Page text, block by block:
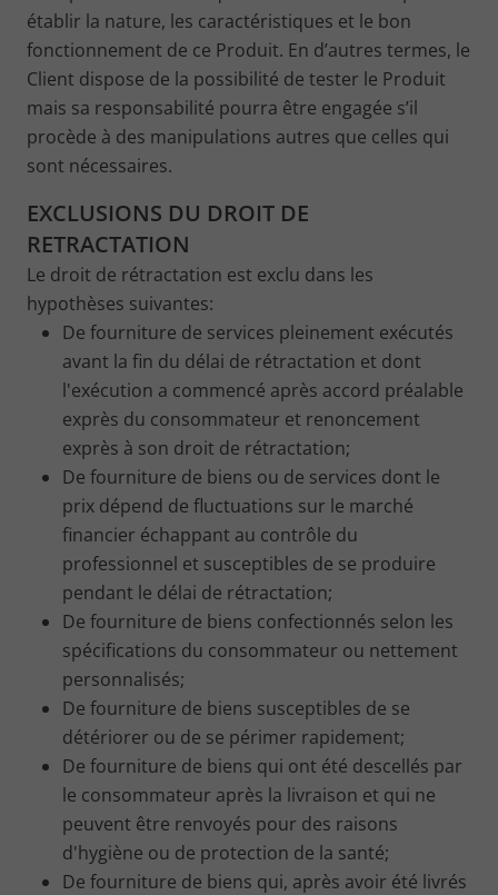
établir la nature, les caractéristiques et le bon
fonctionnement de ce Produit. En d’autres termes, le
Client dispose de la possibilité de tester le Produit
mais sa responsabilité pourra être engagée s’il
procède à des manipulations autres que celles qui
sont nécessaires.
EXCLUSIONS DU DROIT DE
RETRACTATION
Le droit de rétractation est exclu dans les
hypothèses suivantes:
De fourniture de services pleinement exécutés
avant la fin du délai de rétractation et dont
l'exécution a commencé après accord préalable
exprès du consommateur et renoncement
exprès à son droit de rétractation;
De fourniture de biens ou de services dont le
prix dépend de fluctuations sur le marché
financier échappant au contrôle du
professionnel et susceptibles de se produire
pendant le délai de rétractation;
De fourniture de biens confectionnés selon les
spécifications du consommateur ou nettement
personnalisés;
De fourniture de biens susceptibles de se
détériorer ou de se périmer rapidement;
De fourniture de biens qui ont été descellés par
le consommateur après la livraison et qui ne
peuvent être renvoyés pour des raisons
d'hygiène ou de protection de la santé;
De fourniture de biens qui, après avoir été livrés